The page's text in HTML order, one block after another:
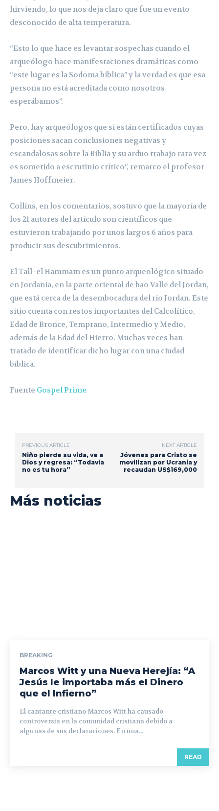
hirviendo, lo que nos deja claro que fue un evento
desconocido de alta temperatura.
“Esto lo que hace es levantar sospechas cuando el
arqueólogo hace manifestaciones dramáticas como
“este lugar es la Sodoma bíblica” y la verdad es que esa
persona no está acreditada como nosotros
esperábamos”.
Pero, hay arqueólogos que si están certificados cuyas
posiciones sacan conclusiones negativas y
escandalosas sobre la Biblia y su arduo trabajo rara vez
es sometido a escrutinio crítico”, remarco el profesor
James Hoffmeier.
Collins, en los comentarios, sostuvo que la mayoría de
los 21 autores del artículo son científicos que
estuvieron trabajando por unos largos 6 años para
producir sus descubrimientos.
El Tall -el Hammam es un punto arqueológico situado
en Jordania, en la parte oriental de bao Valle del Jordan,
que está cerca de la desembocadura del río Jordan. Este
sitio cuenta con restos importantes del Calcolítico,
Edad de Bronce, Temprano, Intermedio y Medio,
además de la Edad del Hierro. Muchas veces han
tratado de identificar dicho lugar con una ciudad
bíblica.
Fuente Gospel Prime
PREVIOUS ARTICLE
Niño pierde su vida, ve a
Dios y regresa: “Todavía
no es tu hora”
NEXT ARTICLE
Jóvenes para Cristo se
movilizan por Ucrania y
recaudan US$169,000
Más noticias
BREAKING
Marcos Witt y una Nueva Herejía: “A
Jesús le importaba más el Dinero
que el Infierno”
El cantante cristiano Marcos Witt ha causado
controversia en la comunidad cristiana debido a
algunas de sus declaraciones. En una...
READ